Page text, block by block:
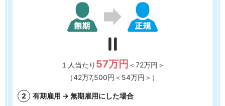
１人当たり 57万円 ＜72万円＞
（42万7,500円＜54万円＞）
有期雇用 → 無期雇用にした場合